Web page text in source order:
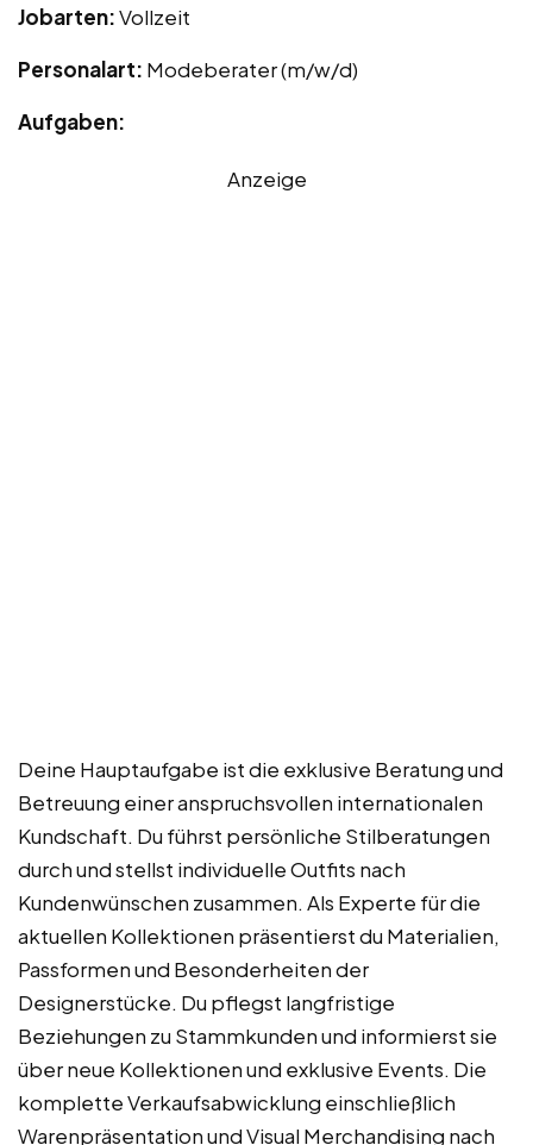
Jobarten:Vollzeit
Personalart: Modeberater (m/w/d)
Aufgaben:
Anzeige
Deine Hauptaufgabe ist die exklusive Beratung und
Betreuung einer anspruchsvollen internationalen
Kundschaft. Du führst persönliche Stilberatungen
durch und stellst individuelle Outfits nach
Kundenwünschen zusammen. Als Experte für die
aktuellen Kollektionen präsentierst du Materialien,
Passformen und Besonderheiten der
Designerstücke. Du pflegst langfristige
Beziehungen zu Stammkunden und informierst sie
über neue Kollektionen und exklusive Events. Die
komplette Verkaufsabwicklung einschließlich
Warenpräsentation und Visual Merchandising nach